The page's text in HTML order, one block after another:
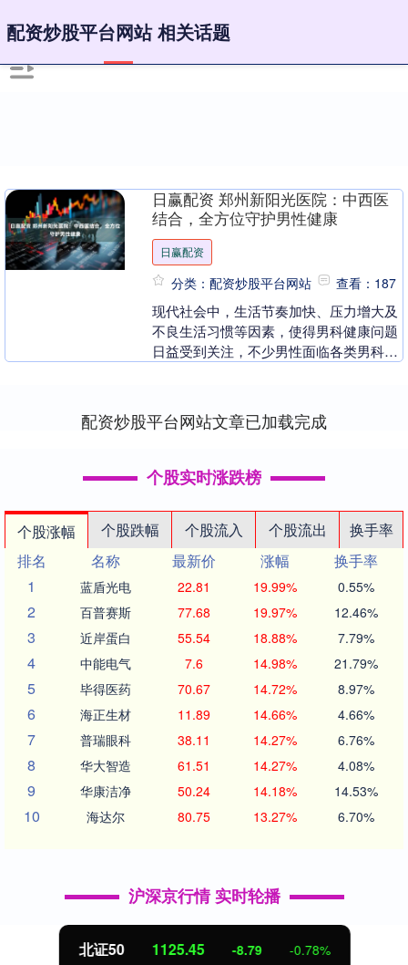
配资炒股平台网站 相关话题
日赢配资 郑州新阳光医院：中西医
结合，全方位守护男性健康
日赢配资
分类：配资炒股平台网站 查看：187
现代社会中，生活节奏加快、压力增大及
不良生活习惯等因素，使得男科健康问题
日益受到关注，不少男性面临各类男科疾
配资炒股平台网站文章已加载完成
个股实时涨跌榜
个股涨幅 个股跌幅 个股流入 个股流出
换手率
排名
名称 最新价 涨幅
换手率
1
蓝盾光电 22.81 19.99% 0.55%
2 百普赛斯 77.68 19.97% 12.46%
3 近岸蛋白 55.54 18.88% 7.79%
4 中能电气 7.6 14.98% 21.79%
5 毕得医药 70.67 14.72% 8.97%
6 海正生材 11.89 14.66% 4.66%
7 普瑞眼科 38.11 14.27% 6.76%
8 华大智造 61.51 14.27% 4.08%
9 华康洁净 50.24 14.18% 14.53%
10 海达尔 80.75 13.27% 6.70%
沪深京行情 实时轮播
北证50 1125.45 -8.79 -0.78%